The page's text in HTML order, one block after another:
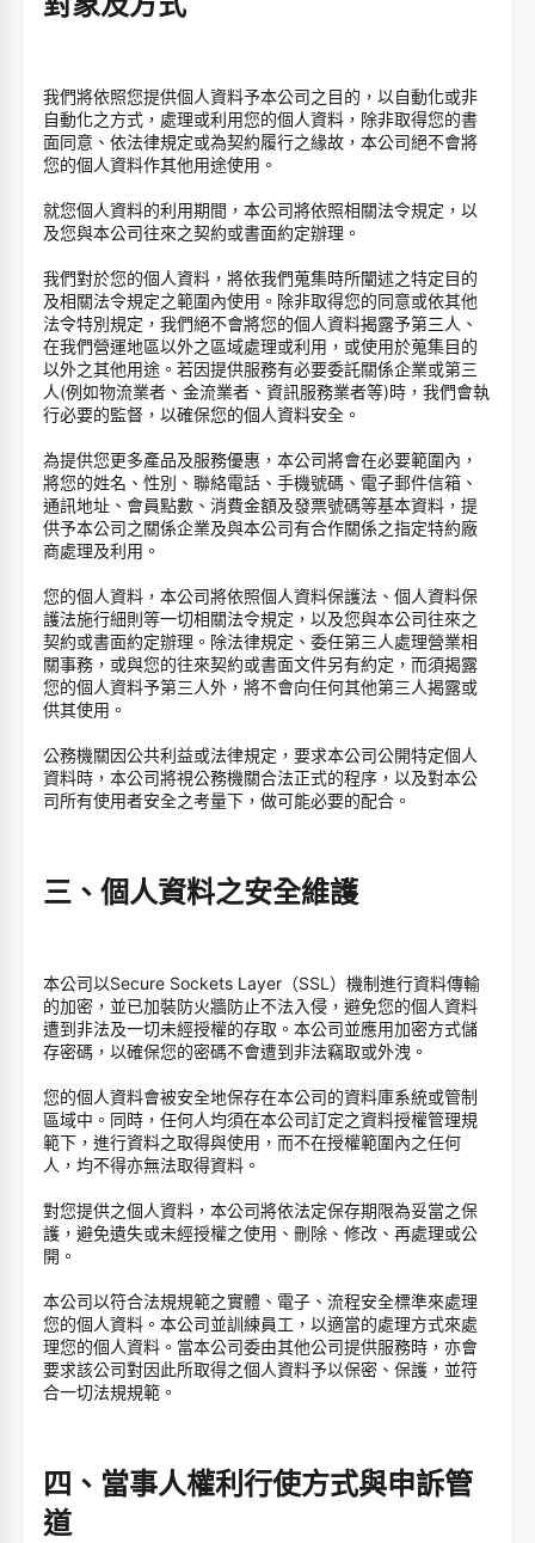
我們將依照您提供個人資料予本公司之目的，以自動化或非
自動化之方式，處理或利用您的個人資料，除非取得您的書
面同意、依法律規定或為契約履行之緣故，本公司絕不會將
您的個人資料作其他用途使用。
就您個人資料的利用期間，本公司將依照相關法令規定，以
及您與本公司往來之契約或書面約定辦理。
我們對於您的個人資料，將依我們蒐集時所闡述之特定目的
及相關法令規定之範圍內使用。除非取得您的同意或依其他
法令特別規定，我們絕不會將您的個人資料揭露予第三人、
在我們營運地區以外之區域處理或利用，或使用於蒐集目的
以外之其他用途。若因提供服務有必要委託關係企業或第三
人(例如物流業者、金流業者、資訊服務業者等)時，我們會執
行必要的監督，以確保您的個人資料安全。
為提供您更多產品及服務優惠，本公司將會在必要範圍內，
將您的姓名、性別、聯絡電話、手機號碼、電子郵件信箱、
通訊地址、會員點數、消費金額及發票號碼等基本資料，提
供予本公司之關係企業及與本公司有合作關係之指定特約廠
商處理及利用。
您的個人資料，本公司將依照個人資料保護法、個人資料保
護法施行細則等一切相關法令規定，以及您與本公司往來之
契約或書面約定辦理。除法律規定、委任第三人處理營業相
關事務，或與您的往來契約或書面文件另有約定，而須揭露
您的個人資料予第三人外，將不會向任何其他第三人揭露或
供其使用。
公務機關因公共利益或法律規定，要求本公司公開特定個人
資料時，本公司將視公務機關合法正式的程序，以及對本公
司所有使用者安全之考量下，做可能必要的配合。
三、個人資料之安全維護
本公司以Secure Sockets Layer（SSL）機制進行資料傳輸
的加密，並已加裝防火牆防止不法入侵，避免您的個人資料
遭到非法及一切未經授權的存取。本公司並應用加密方式儲
存密碼，以確保您的密碼不會遭到非法竊取或外洩。
您的個人資料會被安全地保存在本公司的資料庫系統或管制
區域中。同時，任何人均須在本公司訂定之資料授權管理規
範下，進行資料之取得與使用，而不在授權範圍內之任何
人，均不得亦無法取得資料。
對您提供之個人資料，本公司將依法定保存期限為妥當之保
護，避免遺失或未經授權之使用、刪除、修改、再處理或公
開。
本公司以符合法規規範之實體、電子、流程安全標準來處理
您的個人資料。本公司並訓練員工，以適當的處理方式來處
理您的個人資料。當本公司委由其他公司提供服務時，亦會
要求該公司對因此所取得之個人資料予以保密、保護，並符
合一切法規規範。
四、當事人權利行使方式與申訴管
道